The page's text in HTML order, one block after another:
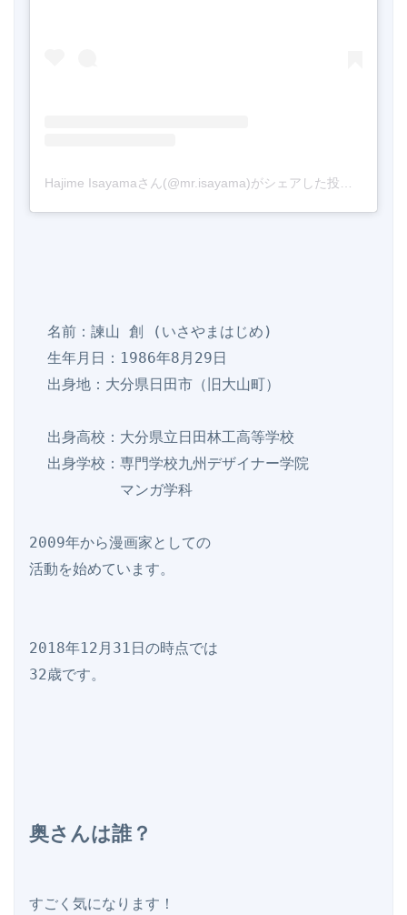
Hajime Isayamaさん(@mr.isayama)がシェアした投稿
2009年から漫画家としての
活動を始めています。
2018年12月31日の時点では
32歳です。
奥さんは誰？
すごく気になります！